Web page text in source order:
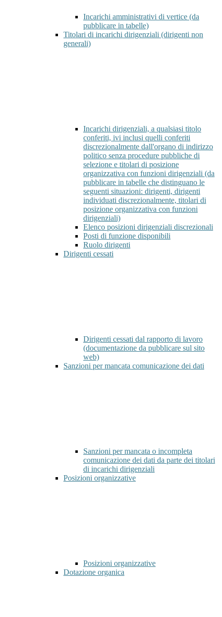
Incarichi amministrativi di vertice (da
pubblicare in tabelle)
Titolari di incarichi dirigenziali (dirigenti non
generali)
Incarichi dirigenziali, a qualsiasi titolo
conferiti, ivi inclusi quelli conferiti
discrezionalmente dall'organo di indirizzo
politico senza procedure pubbliche di
selezione e titolari di posizione
organizzativa con funzioni dirigenziali (da
pubblicare in tabelle che distinguano le
seguenti situazioni: dirigenti, dirigenti
individuati discrezionalmente, titolari di
posizione organizzativa con funzioni
dirigenziali)
Elenco posizioni dirigenziali discrezionali
Posti di funzione disponibili
Ruolo dirigenti
Dirigenti cessati
Dirigenti cessati dal rapporto di lavoro
(documentazione da pubblicare sul sito
web)
Sanzioni per mancata comunicazione dei dati
Sanzioni per mancata o incompleta
comunicazione dei dati da parte dei titolari
di incarichi dirigenziali
Posizioni organizzative
Posizioni organizzative
Dotazione organica